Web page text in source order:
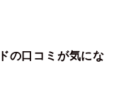
の口コミが気にな